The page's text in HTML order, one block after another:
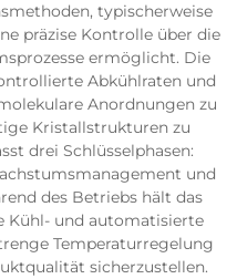
typischerweise
präzise Kontrolle über die
ermöglicht. Die
Abkühlraten und
Anordnungen zu
Kristallstrukturen zu
drei Schlüsselphasen:
und
des Betriebs hält das
und automatisierte
Temperaturregelung
sicherzustellen.